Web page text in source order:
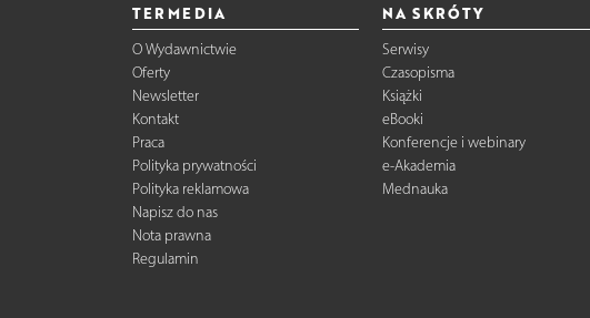
TERMEDIA
O Wydawnictwie
Oferty
Newsletter
Kontakt
Praca
Polityka prywatności
Polityka reklamowa
Napisz do nas
Nota prawna
Regulamin
NA SKRÓTY
Serwisy
Czasopisma
Książki
eBooki
Konferencje i webinary
e-Akademia
Mednauka